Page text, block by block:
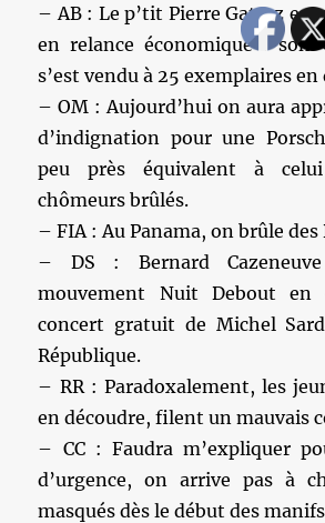
– AB : Le p’tit Pierre Gattaz est
en relance économique : son
s’est vendu à 25 exemplaires
– OM : Aujourd’hui on aura
d’indignation pour une
peu près équivalent à
chômeurs brûlés.
– FIA : Au Panama, on brûle des
– DS : Bernard
mouvement Nuit Debout en
concert gratuit de Michel
République.
– RR : Paradoxalement, les
en découdre, filent un mauvais
– CC : Faudra m’expliquer
d’urgence, on arrive pas à
masqués dès le début des